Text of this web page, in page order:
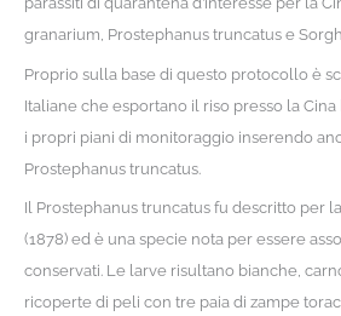
granarium, Prostephanus truncatus e
Proprio sulla base di questo protocollo è
Italiane che esportano il riso presso la
i propri piani di monitoraggio inserendo
Prostephanus truncatus.
Il Prostephanus truncatus fu descritto per
(1878) ed è una specie nota per essere
conservati. Le larve risultano bianche,
ricoperte di peli con tre paia di zampe